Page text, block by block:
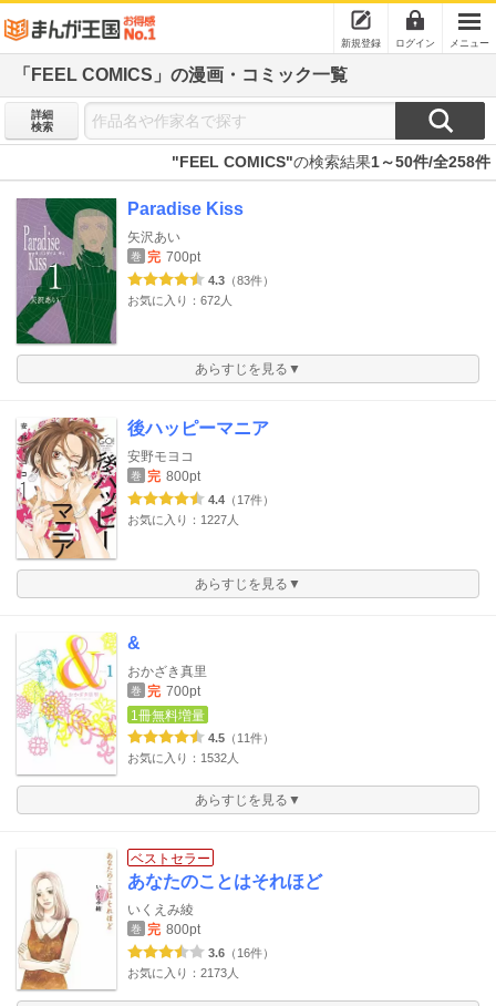
新規登録 ログイン メニュー
「FEEL COMICS」の漫画・コミック一覧
詳細
検索
"FEEL COMICS"の検索結果1～50件/全258件
Paradise Kiss
矢沢あい
巻 完 700pt
4.3 （83件）
お気に入り：672人
あらすじを見る▼
後ハッピーマニア
安野モヨコ
巻 完 800pt
4.4 （17件）
お気に入り：1227人
あらすじを見る▼
&
おかざき真里
巻 完 700pt
1冊無料増量
4.5 （11件）
お気に入り：1532人
あらすじを見る▼
ベストセラー
あなたのことはそれほど
いくえみ綾
巻 完 800pt
3.6 （16件）
お気に入り：2173人